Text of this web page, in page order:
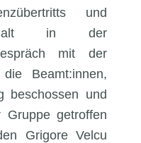
und
in der
mit der
Beamt:innen,
beschossen und
getroffen
Grigore Velcu